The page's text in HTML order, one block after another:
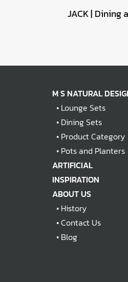
M S NATURAL
• Lounge Sets
• Dining Sets
• Product Category
• Pots and Planters
ARTIFICIAL
INSPIRATION
ABOUT US
• History
•Contact Us
• Blog